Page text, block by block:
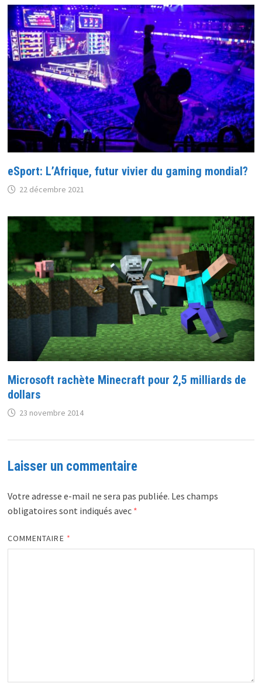
eSport: L’Afrique, futur vivier du gaming mondial?
22 décembre 2021
Microsoft rachète Minecraft pour 2,5 milliards de
dollars
23 novembre 2014
Laisser un commentaire
Votre adresse e-mail ne sera pas publiée. Les champs
obligatoires sont indiqués avec *
COMMENTAIRE *